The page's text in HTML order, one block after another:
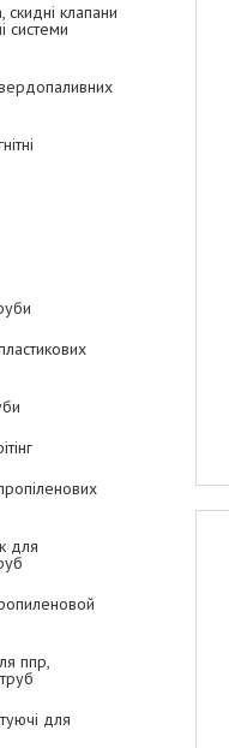
скидні клапани
системи
для
ппр,
для